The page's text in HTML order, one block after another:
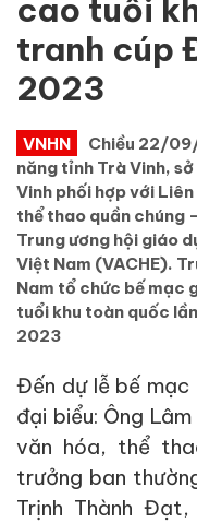
cao tuổi
tranh cúp
2023
VNHN
Chiều 22/
năng tỉnh Trà Vinh,
Vinh phối hợp với
thể thao quần chúng
Trung ương hội giáo
Việt Nam (VACHE).
Nam tổ chức bế mạc
tuổi khu toàn quốc
2023
Đến dự lễ bế mạc
đại biểu: Ông
văn hóa, thể
trưởng ban
Trịnh Thành